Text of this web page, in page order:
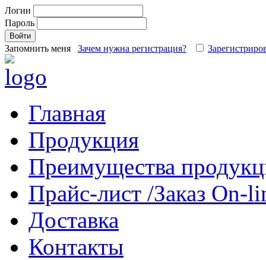
Логин
Пароль
Запомнить меня Зачем нужна регистрация?
Главная
Продукция
Преимущества
Прайс-лист /Заказ On-
Доставка
Контакты